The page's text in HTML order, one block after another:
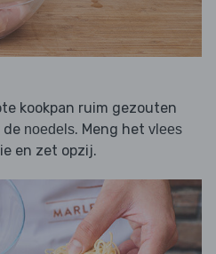
kookpan ruim gezouten
de noedels. Meng het vlees
en zet opzij.